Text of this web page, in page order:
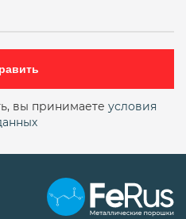
вы принимаете условия